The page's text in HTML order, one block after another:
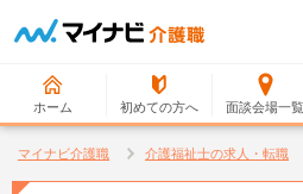
ホーム 初めての方へ 面談会場一覧
マイナビ介護職 介護福祉士の求人・転職